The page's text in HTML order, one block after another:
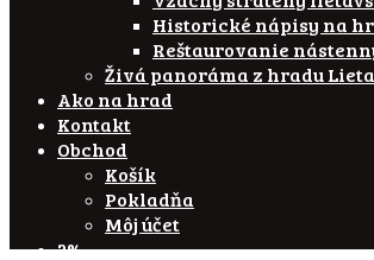
Historické nápisy na
Reštaurovanie
Živá panoráma z hradu
Ako na hrad
Kontakt
Obchod
Košík
Pokladňa
Môj účet
2%